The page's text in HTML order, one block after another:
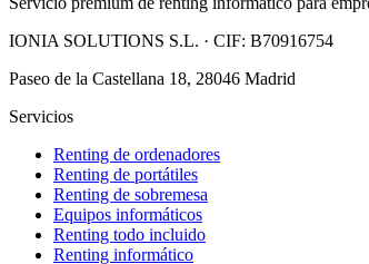
IONIA SOLUTIONS S.L. · CIF: B70916754
Paseo de la Castellana 18, 28046 Madrid
Servicios
Renting de ordenadores
Renting de portátiles
Renting de sobremesa
Equipos informáticos
Renting todo incluido
Renting informático